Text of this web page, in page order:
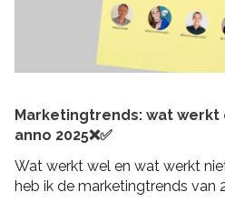
Marketingtrends: wat
anno 2025❌✅
Wat werkt wel en wat werkt
heb ik de marketingtrends van